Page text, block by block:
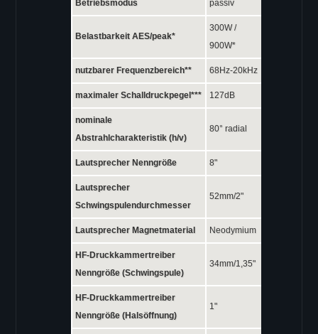
GX-12
GX-10
GX-8
GX-6
Coaxial CX Serie
CX-15pro
CX-15
CX-12
CX-8
CX-6
Ecoline EL Serie
EL-26
EL-10
Betriebsmodus passiv
Belastbarkeit AES/peak*
300W /
900W*
nutzbarer Frequenzbereich** 68Hz-20kHz
maximaler Schalldruckpegel*** 127dB
nominale
Abstrahlcharakteristik (h/v)
80° radial
Lautsprecher Nenngröße 8"
Lautsprecher
Schwingspulendurchmesser
52mm/2"
Lautsprecher Magnetmaterial Neodymium
HF-Druckkammertreiber
Nenngröße (Schwingspule)
34mm/1,35"
HF-Druckkammertreiber
Nenngröße (Halsöffnung)
1"